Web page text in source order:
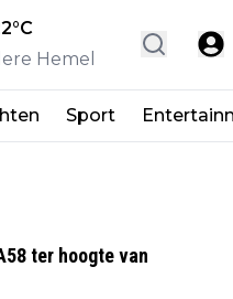
°C
Hemel
Sport
ter hoogte van